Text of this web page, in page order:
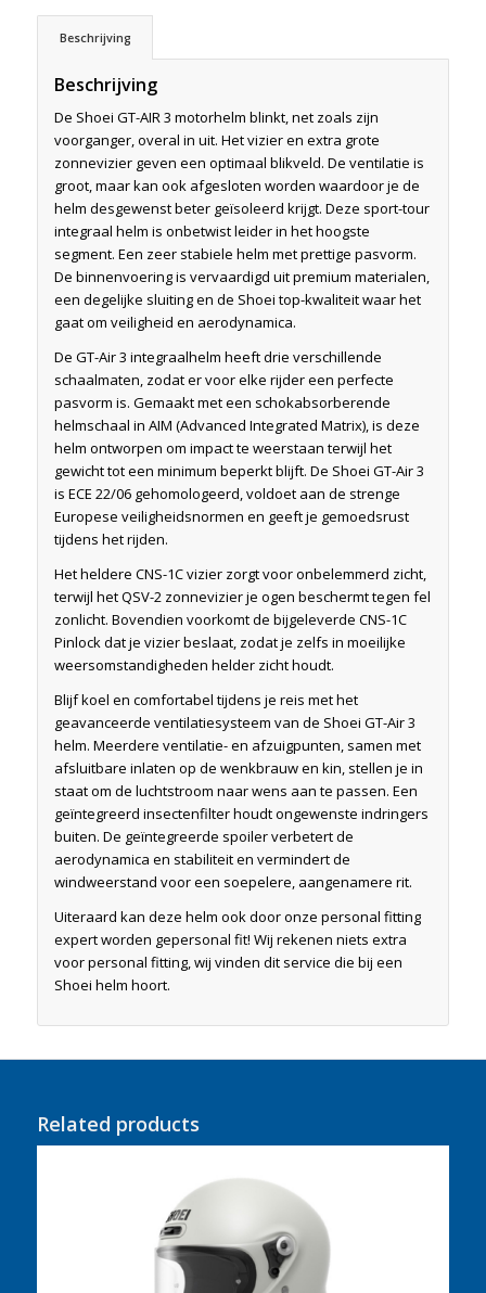
Beschrijving
Beschrijving
De Shoei GT-AIR 3 motorhelm blinkt, net zoals zijn
voorganger, overal in uit. Het vizier en extra grote
zonnevizier geven een optimaal blikveld. De ventilatie is
groot, maar kan ook afgesloten worden waardoor je de
helm desgewenst beter geïsoleerd krijgt. Deze sport-tour
integraal helm is onbetwist leider in het hoogste
segment. Een zeer stabiele helm met prettige pasvorm.
De binnenvoering is vervaardigd uit premium materialen,
een degelijke sluiting en de Shoei top-kwaliteit waar het
gaat om veiligheid en aerodynamica.
De GT-Air 3 integraalhelm heeft drie verschillende
schaalmaten, zodat er voor elke rijder een perfecte
pasvorm is. Gemaakt met een schokabsorberende
helmschaal in AIM (Advanced Integrated Matrix), is deze
helm ontworpen om impact te weerstaan terwijl het
gewicht tot een minimum beperkt blijft. De Shoei GT-Air 3
is ECE 22/06 gehomologeerd, voldoet aan de strenge
Europese veiligheidsnormen en geeft je gemoedsrust
tijdens het rijden.
Het heldere CNS-1C vizier zorgt voor onbelemmerd zicht,
terwijl het QSV-2 zonnevizier je ogen beschermt tegen fel
zonlicht. Bovendien voorkomt de bijgeleverde CNS-1C
Pinlock dat je vizier beslaat, zodat je zelfs in moeilijke
weersomstandigheden helder zicht houdt.
Blijf koel en comfortabel tijdens je reis met het
geavanceerde ventilatiesysteem van de Shoei GT-Air 3
helm. Meerdere ventilatie- en afzuigpunten, samen met
afsluitbare inlaten op de wenkbrauw en kin, stellen je in
staat om de luchtstroom naar wens aan te passen. Een
geïntegreerd insectenfilter houdt ongewenste indringers
buiten. De geïntegreerde spoiler verbetert de
aerodynamica en stabiliteit en vermindert de
windweerstand voor een soepelere, aangenamere rit.
Uiteraard kan deze helm ook door onze personal fitting
expert worden gepersonal fit! Wij rekenen niets extra
voor personal fitting, wij vinden dit service die bij een
Shoei helm hoort.
Related products